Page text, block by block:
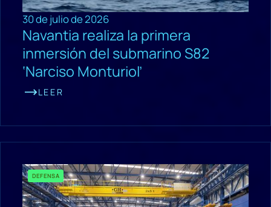
30 de julio de 2026
Navantia realiza la primera
inmersión del submarino S82
‘Narciso Monturiol’
LEER
DEFENSA